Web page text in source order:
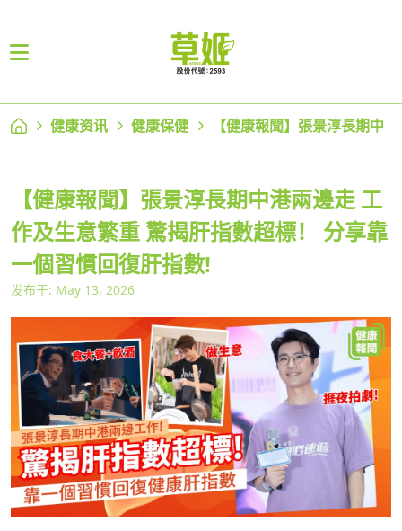
健康资讯 健康保健 【健康報聞】張景淳長期中
【健康報聞】張景淳長期中港兩邊走 工
作及生意繁重 驚揭肝指數超標！ 分享靠
一個習慣回復肝指數!
发布于: May 13, 2026